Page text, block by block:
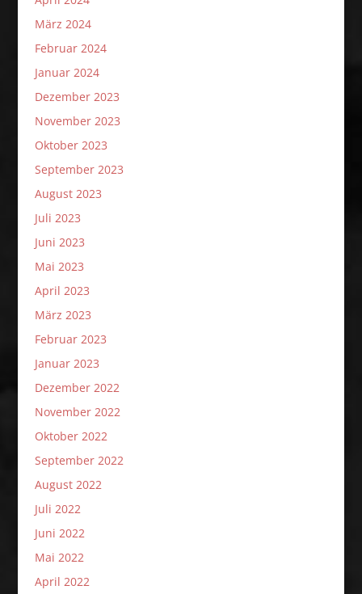
März 2024
Februar 2024
Januar 2024
Dezember 2023
November 2023
Oktober 2023
September 2023
August 2023
Juli 2023
Juni 2023
Mai 2023
April 2023
März 2023
Februar 2023
Januar 2023
Dezember 2022
November 2022
Oktober 2022
September 2022
August 2022
Juli 2022
Juni 2022
Mai 2022
April 2022